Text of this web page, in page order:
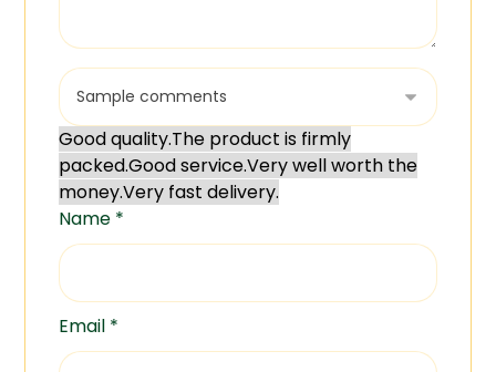
Good quality.The product is firmly
packed.Good service.Very well worth the
money.Very fast delivery.
Name *
Email *